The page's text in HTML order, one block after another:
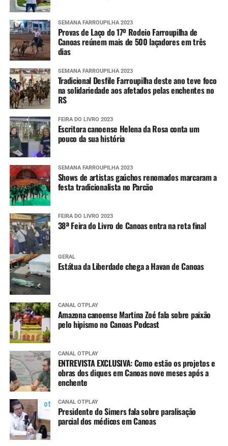
SEMANA FARROUPILHA 2023
Provas de Laço do 17º Rodeio Farroupilha de
Canoas reúnem mais de 500 laçadores em três
dias
SEMANA FARROUPILHA 2023
Tradicional Desfile Farroupilha deste ano teve foco
na solidariedade aos afetados pelas enchentes no
RS
FEIRA DO LIVRO 2023
Escritora canoense Helena da Rosa conta um
pouco da sua história
SEMANA FARROUPILHA 2023
Shows de artistas gaúchos renomados marcaram a
festa tradicionalista no Parcão
FEIRA DO LIVRO 2023
38ª Feira do Livro de Canoas entra na reta final
GERAL
Estátua da Liberdade chega a Havan de Canoas
CANAL OTPLAY
Amazona canoense Martina Zoé fala sobre paixão
pelo hipismo no Canoas Podcast
CANAL OTPLAY
ENTREVISTA EXCLUSIVA: Como estão os projetos e
obras dos diques em Canoas nove meses após a
enchente
CANAL OTPLAY
Presidente do Simers fala sobre paralisação
parcial dos médicos em Canoas